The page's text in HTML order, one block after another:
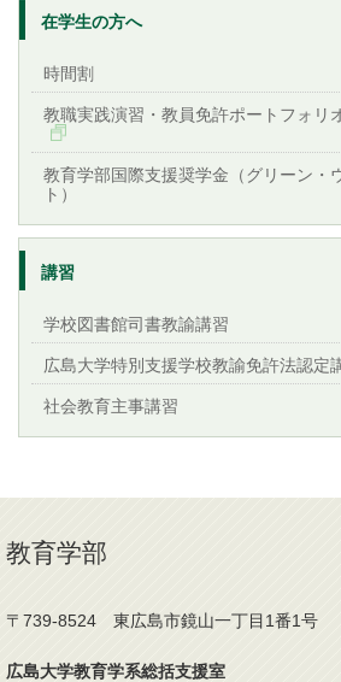
在学生の方へ
時間割
教職実践演習・教員免許ポートフォリ
教育学部国際支援奨学金（グリーン・
ト）
講習
学校図書館司書教諭講習
広島大学特別支援学校教諭免許法認定
社会教育主事講習
教育学部
〒739-8524 東広島市鏡山一丁目1番1号
広島大学教育学系総括支援室